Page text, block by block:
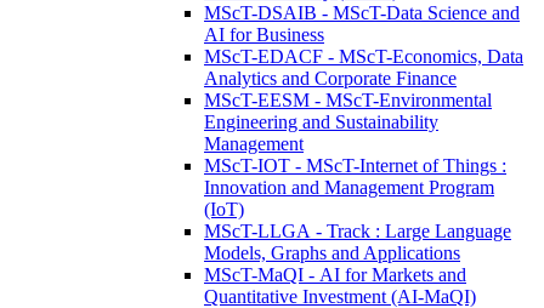
MScT-DSAIB - MScT-Data Science and
AI for Business
MScT-EDACF - MScT-Economics, Data
Analytics and Corporate Finance
MScT-EESM - MScT-Environmental
Engineering and Sustainability
Management
MScT-IOT - MScT-Internet of Things :
Innovation and Management Program
(IoT)
MScT-LLGA - Track : Large Language
Models, Graphs and Applications
MScT-MaQI - AI for Markets and
Quantitative Investment (AI-MaQI)